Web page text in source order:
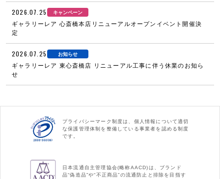
2026.07.25 キャンペーン
ギャラリーレア 心斎橋本店リニューアルオープンイベント開催決
定
2026.07.25 お知らせ
ギャラリーレア 東心斎橋店 リニューアル工事に伴う休業のお知ら
せ
プライバシーマーク制度は、個人情報について適切
な保護管理体制を整備している事業者を認める制度
です。
日本流通自主管理協会(略称AACD)は、ブランド
品“偽造品”や“不正商品”の流通防止と排除を目指す